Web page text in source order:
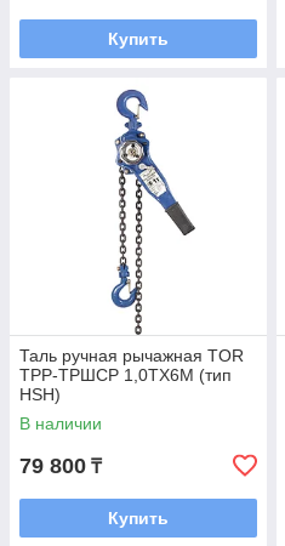
Купить
Таль ручная рычажная TOR
ТРР-ТРШСР 1,0ТХ6М (тип
HSH)
В наличии
79 800 ₸
Купить